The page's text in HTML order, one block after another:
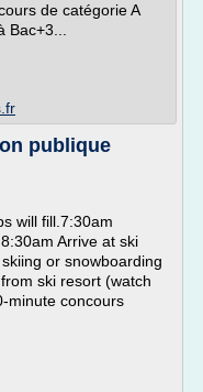
de catégorie A
publique
will fill.7:30am
Arrive at ski
or snowboarding
ski resort (watch
minute concours